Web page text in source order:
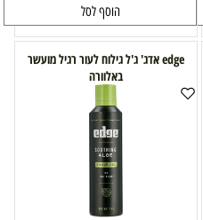
הוסף לסל
edge אדג' ג'ל גילוח לעור רגיל מועשר
באלוורה